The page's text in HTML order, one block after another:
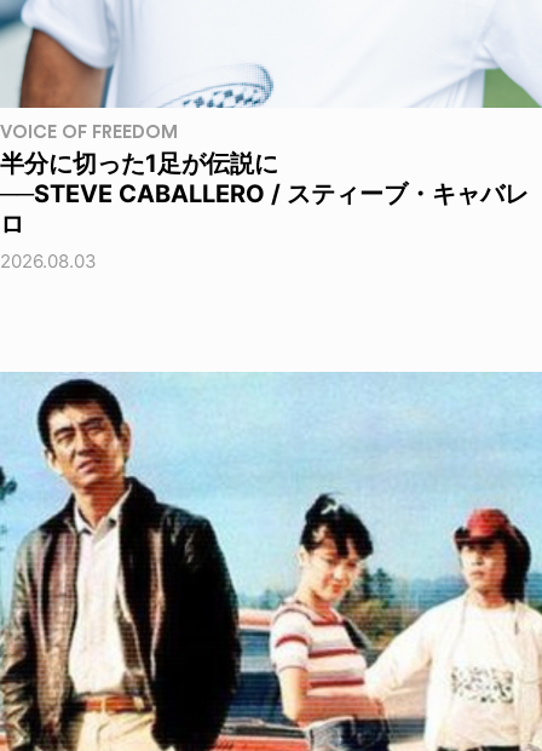
VOICE OF FREEDOM
半分に切った1足が伝説に
──STEVE CABALLERO / スティーブ・キャバレ
ロ
2026.08.03